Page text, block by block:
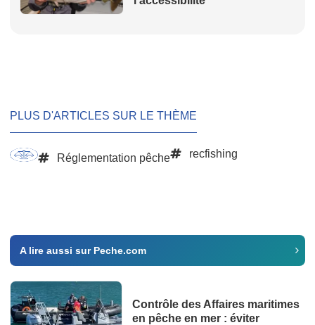
PLUS D'ARTICLES SUR LE THÈME
Réglementation pêche recfishing
A lire aussi sur Peche.com
Contrôle des Affaires maritimes
en pêche en mer : éviter